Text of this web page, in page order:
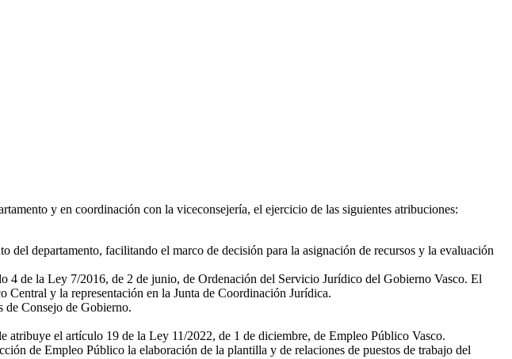
y en coordinación con la viceconsejería, el ejercicio de las siguientes atribuciones:
departamento, facilitando el marco de decisión para la asignación de recursos y la evaluación
de la Ley 7/2016, de 2 de junio, de Ordenación del Servicio Jurídico del Gobierno Vasco. El
Central y la representación en la Junta de Coordinación Jurídica.
de Consejo de Gobierno.
atribuye el artículo 19 de la Ley 11/2022, de 1 de diciembre, de Empleo Público Vasco.
de Empleo Público la elaboración de la plantilla y de relaciones de puestos de trabajo del